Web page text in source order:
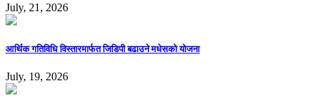
July, 21, 2026
आर्थिक गतिविधि विस्तारमार्फत जिडिपी बढाउने मधेसको योजना
July, 19, 2026